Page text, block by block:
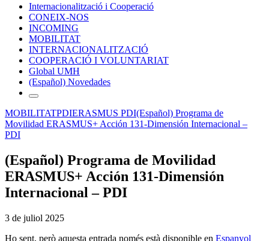
Internacionalització i Cooperació
CONEIX-NOS
INCOMING
MOBILITAT
INTERNACIONALITZACIÓ
COOPERACIÓ I VOLUNTARIAT
Global UMH
(Español) Novedades
MOBILITATPDIERASMUS PDI(Español) Programa de
Movilidad ERASMUS+ Acción 131-Dimensión Internacional –
PDI
(Español) Programa de Movilidad
ERASMUS+ Acción 131-Dimensión
Internacional – PDI
3 de juliol 2025
Ho sent, però aquesta entrada només està disponible en Espanyol